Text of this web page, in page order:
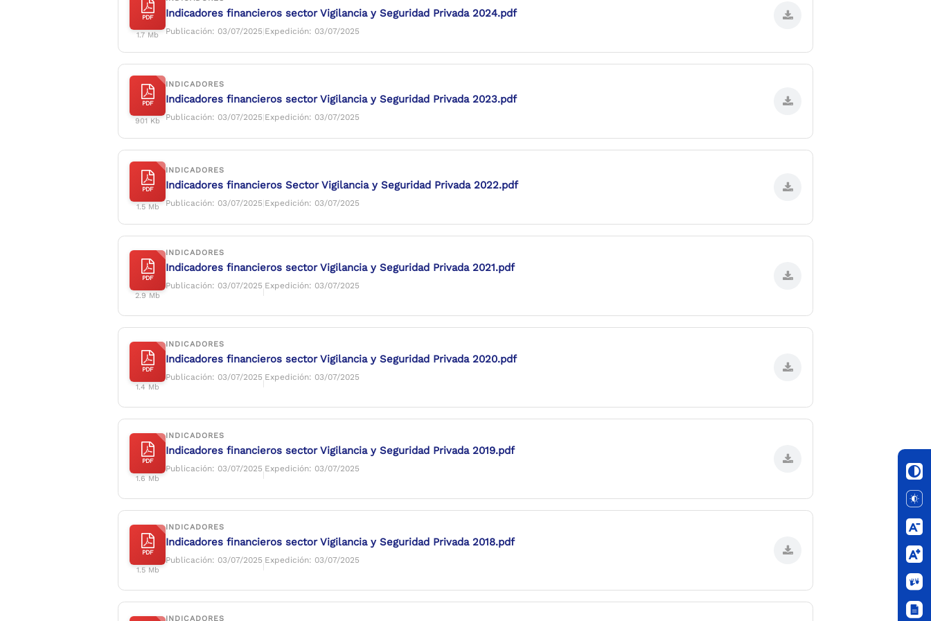
PDF
1.7 Mb
Indicadores financieros sector Vigilancia y Seguridad Privada 2024.pdf
Publicación: 03/07/2025|Expedición: 03/07/2025
PDF
901 Kb
INDICADORES
Indicadores financieros sector Vigilancia y Seguridad Privada 2023.pdf
Publicación: 03/07/2025|Expedición: 03/07/2025
PDF
1.5 Mb
INDICADORES
Indicadores financieros Sector Vigilancia y Seguridad Privada 2022.pdf
Publicación: 03/07/2025|Expedición: 03/07/2025
PDF
2.9 Mb
INDICADORES
Indicadores financieros sector Vigilancia y Seguridad Privada 2021.pdf
Publicación: 03/07/2025
|
Expedición: 03/07/2025
PDF
1.4 Mb
INDICADORES
Indicadores financieros sector Vigilancia y Seguridad Privada 2020.pdf
Publicación: 03/07/2025
|
Expedición: 03/07/2025
PDF
1.6 Mb
INDICADORES
Indicadores financieros sector Vigilancia y Seguridad Privada 2019.pdf
Publicación: 03/07/2025
|
Expedición: 03/07/2025
PDF
1.5 Mb
INDICADORES
Indicadores financieros sector Vigilancia y Seguridad Privada 2018.pdf
Publicación: 03/07/2025
|
Expedición: 03/07/2025
INDICADORES